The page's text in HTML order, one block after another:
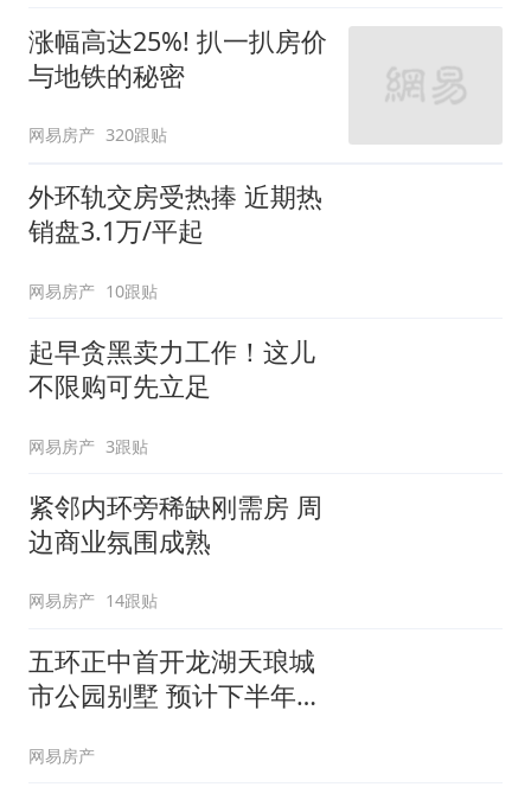
涨幅高达25%! 扒一扒房价
与地铁的秘密
网易房产 320跟贴
外环轨交房受热捧 近期热
销盘3.1万/平起
网易房产 10跟贴
起早贪黑卖力工作！这儿
不限购可先立足
网易房产 3跟贴
紧邻内环旁稀缺刚需房 周
边商业氛围成熟
网易房产 14跟贴
五环正中首开龙湖天琅城
市公园别墅 预计下半年入
网易房产